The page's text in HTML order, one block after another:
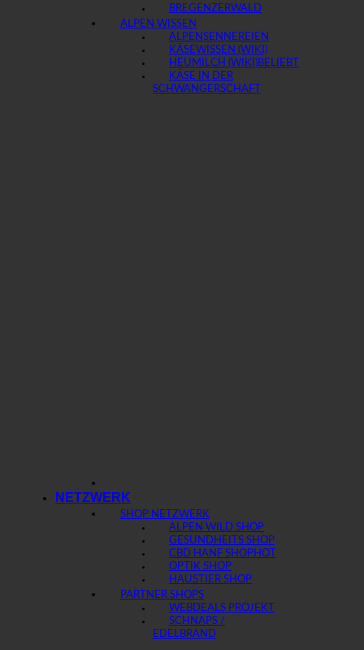
BREGENZERWALD
ALPEN WISSEN
ALPENSENNEREIEN
KÄSEWISSEN (WIKI)
HEUMILCH (WIKI)
KÄSE IN DER
SCHWANGERSCHAFT
NETZWERK
SHOP NETZWERK
ALPEN WILD SHOP
GESUNDHEITS SHOP
CBD HANF SHOP
OPTIK SHOP
HAUSTIER SHOP
PARTNER SHOPS
WEBDEALS PROJEKT
SCHNAPS /
EDELBRAND